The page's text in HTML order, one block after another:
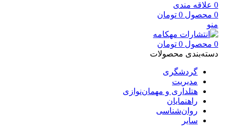
0 علاقه مندی
0 محصول 0 تومان
منو
0 محصول 0 تومان
دسته‌بندی محصولات
گردشگری
مدیریت
هتلداری و مهمان‌نوازی
راهنمایان
روان‌شناسی
سایر